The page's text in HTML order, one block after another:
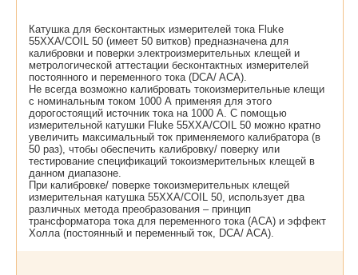
Катушка для бесконтактных измерителей тока Fluke
55XXA/COIL 50 (имеет 50 витков) предназначена для
калибровки и поверки электроизмерительных клещей и
метрологической аттестации бесконтактных измерителей
постоянного и переменного тока (DCA/ ACA).
Не всегда возможно калибровать токоизмерительные клещи
с номинальным током 1000 А применяя для этого
дорогостоящий источник тока на 1000 А. С помощью
измерительной катушки Fluke 55XXA/COIL 50 можно кратно
увеличить максимальный ток применяемого калибратора (в
50 раз), чтобы обеспечить калибровку/ поверку или
тестирование спецификаций токоизмерительных клещей в
данном диапазоне.
При калибровке/ поверке токоизмерительных клещей
измерительная катушка 55XXA/COIL 50, использует два
различных метода преобразования – принцип
трансформатора тока для переменного тока (ACA) и эффект
Холла (постоянный и переменный ток, DCA/ ACA).